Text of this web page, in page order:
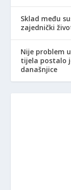
Sklad među
zajednički
Nije problem
tijela postalo
današnjice